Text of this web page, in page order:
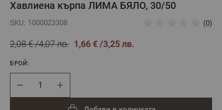
Хавлиена кърпа ЛИМА БЯЛО, 30/50
SKU: 1000023308 (0)
2,08 € 4,07 лв. 1,66 € 3,25 лв.
БРОЙ: